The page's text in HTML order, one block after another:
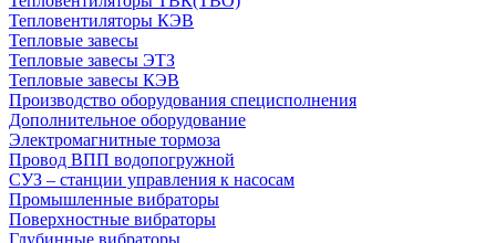
Тепловентиляторы КЭВ
Тепловые завесы
Тепловые завесы ЭТЗ
Тепловые завесы КЭВ
Производство оборудования специсполнения
Дополнительное оборудование
Электромагнитные тормоза
Провод ВПП водопогружной
СУЗ – станции управления к насосам
Промышленные вибраторы
Поверхностные вибраторы
Глубинные вибраторы